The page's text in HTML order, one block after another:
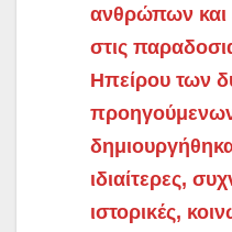
ανθρώπων
στις
Ηπείρου των
ιδιαίτερες,
ιστορικές,